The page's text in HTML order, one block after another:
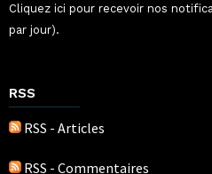
Cliquez ici pour recevoir nos
par jour).
RSS
RSS - Articles
RSS - Commentaires